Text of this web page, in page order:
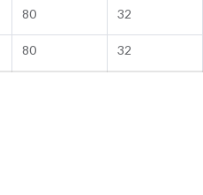
80 32
80 32